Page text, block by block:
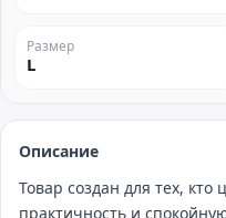
Размер
L
Описание
Товар создан для тех,
практичность и